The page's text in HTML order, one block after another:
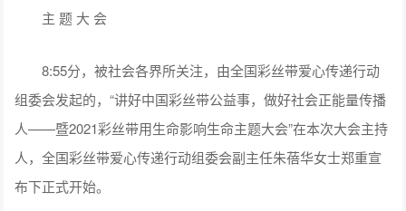
主 题 大 会
8:55分，被社会各界所关注，由全国彩丝带爱心传递行动
组委会发起的，“讲好中国彩丝带公益事，做好社会正能量传播
人——暨2021彩丝带用生命影响生命主题大会”在本次大会主持
人，全国彩丝带爱心传递行动组委会副主任朱蓓华女士郑重宣
布下正式开始。